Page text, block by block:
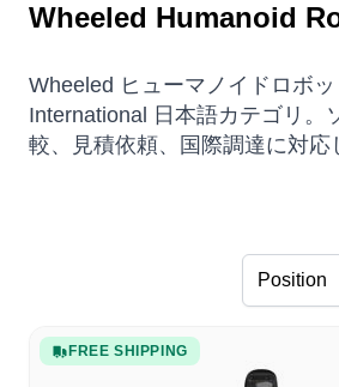
Wheeled Humanoid
Wheeled ヒューマノイドロボ
International 日本語カテゴリ。
較、見積依頼、国際調達に対応
FREE SHIPPING